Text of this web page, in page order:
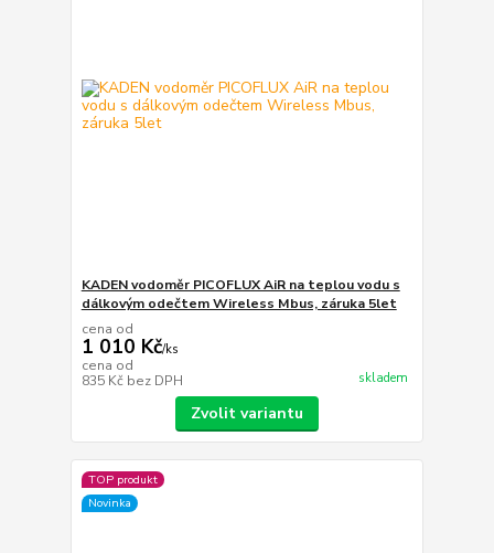
KADEN vodoměr PICOFLUX AiR na teplou vodu s
dálkovým odečtem Wireless Mbus, záruka 5let
cena od
1 010 Kč/ks
cena od
835 Kč bez DPH skladem
Zvolit variantu
TOP produkt
Novinka